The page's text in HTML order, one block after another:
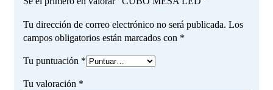
Tu dirección de correo electrónico no será publicada. Los
campos obligatorios están marcados con *
Tu puntuación *
Tu valoración *